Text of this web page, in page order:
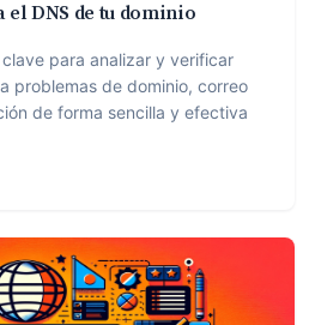
DNS de tu dominio
para analizar y verificar
problemas de dominio, correo
de forma sencilla y efectiva